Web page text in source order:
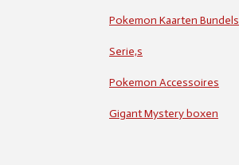
Pokemon Kaarten Bundels
Serie,s
Pokemon Accessoires
Gigant Mystery boxen